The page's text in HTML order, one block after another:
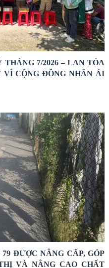
7/2026 – LAN TỎA
VÌ CỘNG ĐỒNG NHÂN ÁI
ĐƯỢC NÂNG CẤP, GÓP
VÀ NÂNG CAO CHẤT